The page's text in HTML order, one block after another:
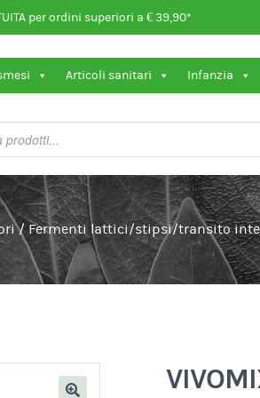
per ordini superiori a € 39,90*
Articoli sanitari Infanzia
/Fermenti lattici/stipsi/transito